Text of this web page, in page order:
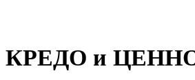
КРЕДО и